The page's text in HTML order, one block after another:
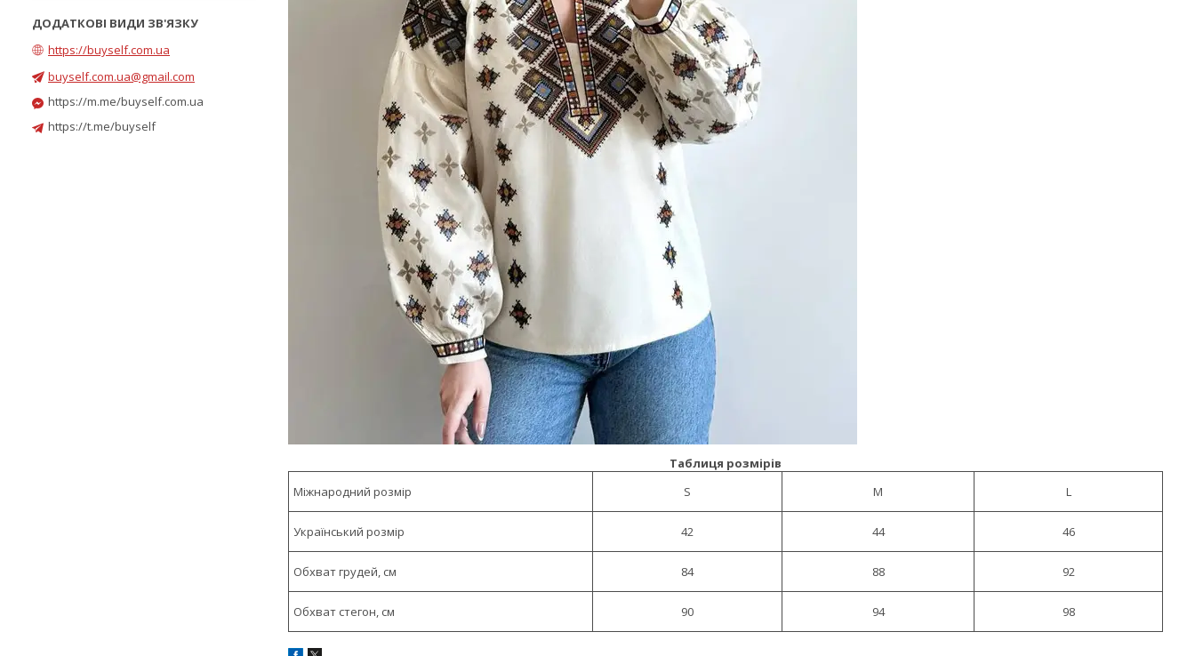
Таблиця розмірів
Міжнародний розмір
S M L
Український розмір 42 44 46
Обхват грудей, см 84 88 92
Обхват стегон, см 90 94 98
https://buyself.com.ua
buyself.com.ua@gmail.com
https://m.me/buyself.com.ua
https://t.me/buyself